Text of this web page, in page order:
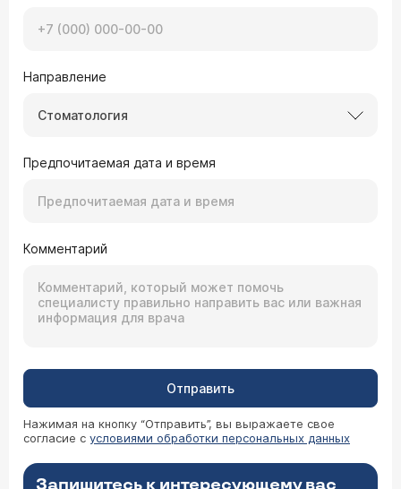
Направление
Стоматология
Предпочитаемая дата и время
Комментарий
Отправить
Нажимая на кнопку “Отправить”, вы выражаете свое
согласие с условиями обработки персональных данных
Запишитесь к интересующему вас